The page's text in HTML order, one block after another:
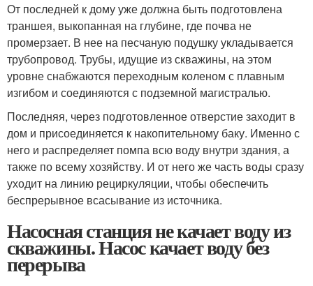
От последней к дому уже должна быть подготовлена
траншея, выкопанная на глубине, где почва не
промерзает. В нее на песчаную подушку укладывается
трубопровод. Трубы, идущие из скважины, на этом
уровне снабжаются переходным коленом с плавным
изгибом и соединяются с подземной магистралью.
Последняя, через подготовленное отверстие заходит в
дом и присоединяется к накопительному баку. Именно с
него и распределяет помпа всю воду внутри здания, а
также по всему хозяйству. И от него же часть воды сразу
уходит на линию рециркуляции, чтобы обеспечить
беспрерывное всасывание из источника.
Насосная станция не качает воду из
скважины. Насос качает воду без
перерыва